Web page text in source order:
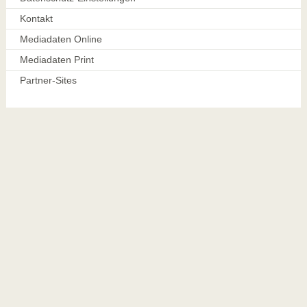
Kontakt
Mediadaten Online
Mediadaten Print
Partner-Sites